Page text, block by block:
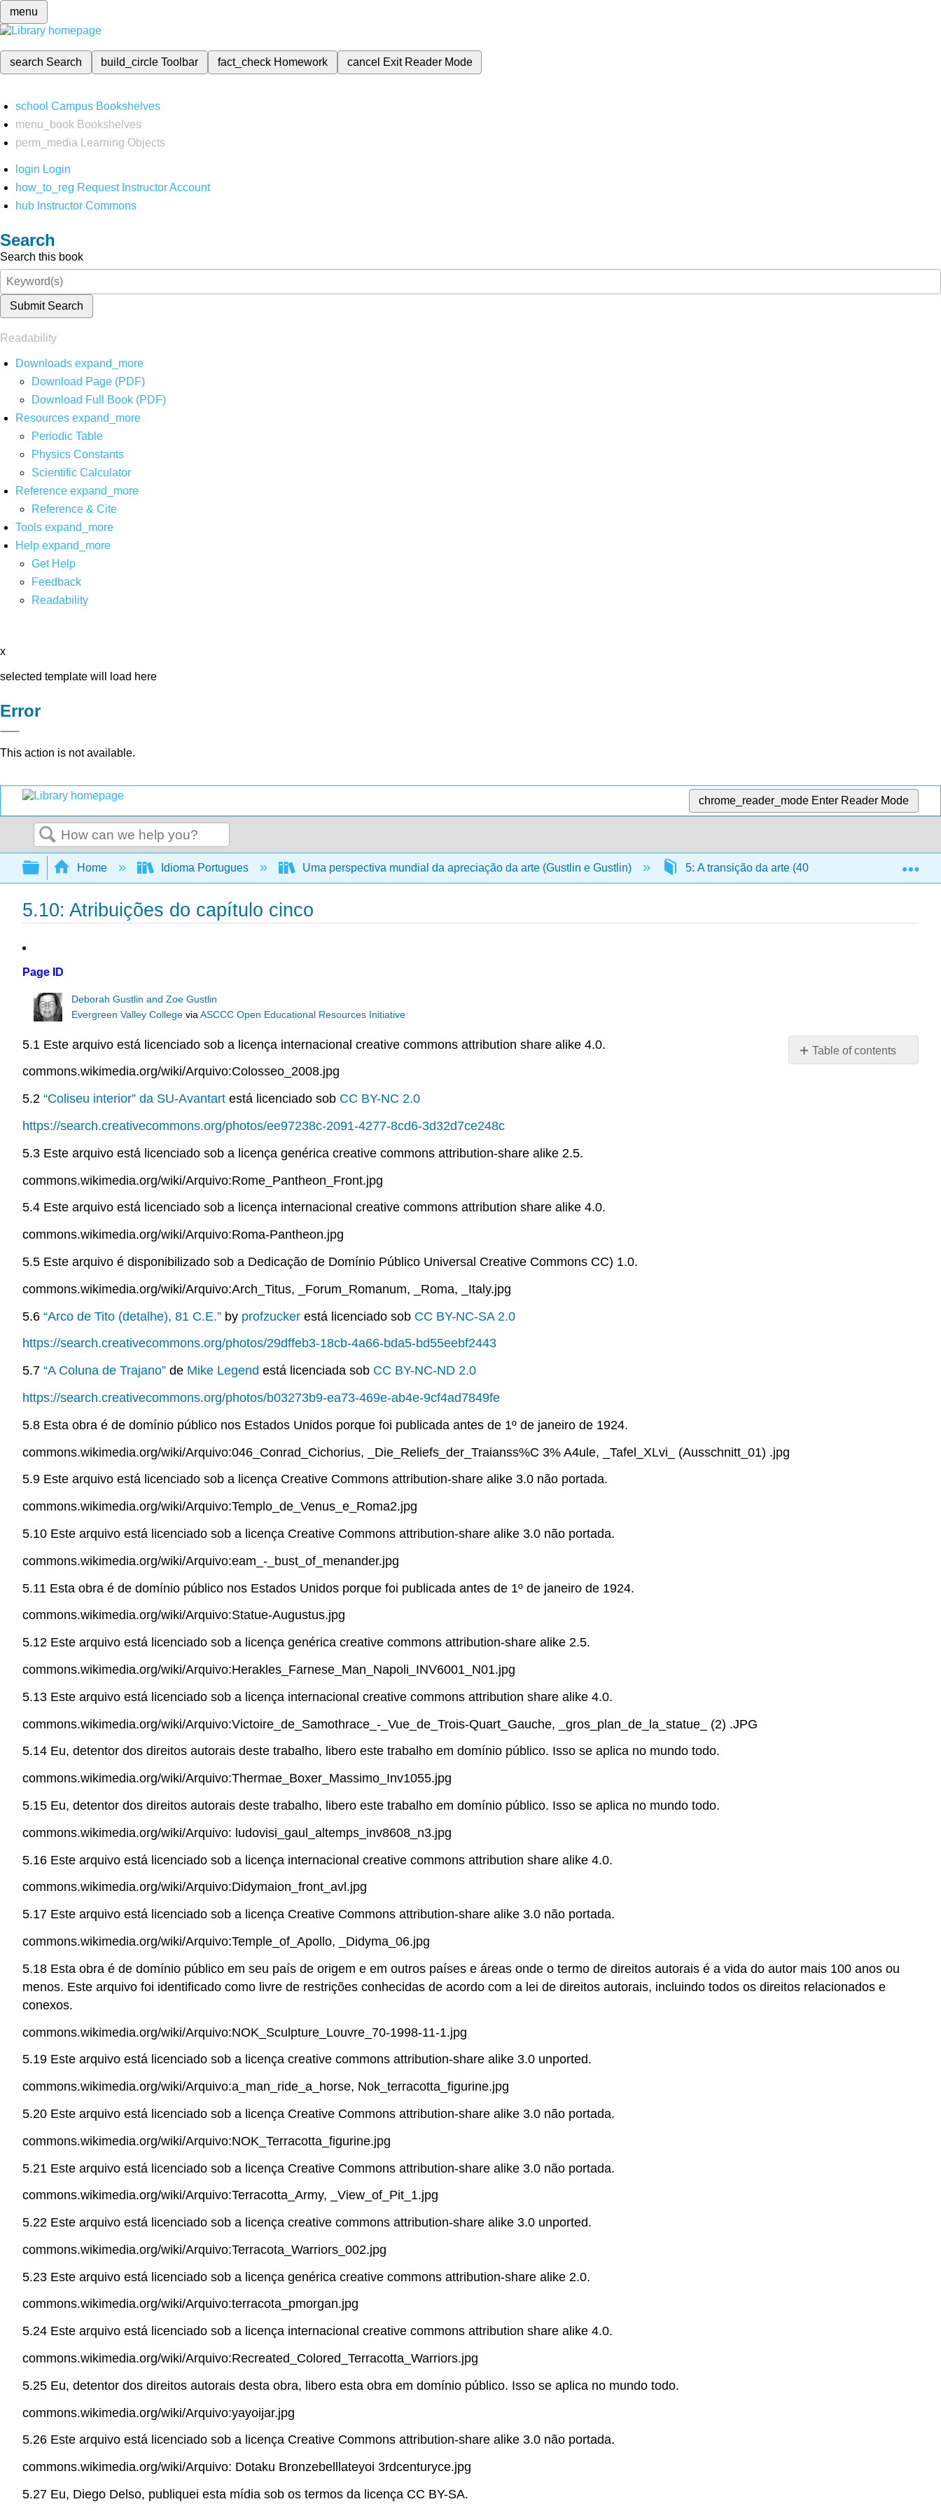
menu
search Search build_circleToolbar fact_check Homework cancel Exit Reader Mode
school Campus Bookshelves
menu_book Bookshelves
perm_media
Learning Objects
login Login
how_to_reg Request Instructor Account
hub Instructor Commons
Search
Search this book
Submit Search
Readability
Downloads expand_more
Download Page (PDF)
Download Full Book (PDF)
Resources expand_more
Periodic Table
Physics Constants
Scientific Calculator
Reference expand_more
Reference & Cite
Tools expand_more
Help expand_more
Get Help
Feedback
Readability
x
selected template will load here
Error
This action is not available.
chrome_reader_mode Enter Reader Mode
Search
Expand/collapse global hierarchy
Home Idioma Portugues Uma perspectiva mundial da apreciação da arte (Gustlin e Gustlin) 5: A transição da arte (400 AEC — 200 EC)
5.10: Atribuições do capítulo cinco
Page ID
Deborah Gustlin and Zoe Gustlin
Evergreen Valley College viaASCCC Open Educational Resources Initiative
Table of contents
No
5.1 Este arquivo está licenciado sob a licença internacional creative commons attribution share alike 4.0.
commons.wikimedia.org/wiki/Arquivo:Colosseo_2008.jpg
5.2 “Coliseu interior” da SU-Avantart está licenciado sob CC BY-NC 2.0
https://search.creativecommons.org/photos/ee97238c-2091-4277-8cd6-3d32d7ce248c
5.3 Este arquivo está licenciado sob a licença genérica creative commons attribution-share alike 2.5.
commons.wikimedia.org/wiki/Arquivo:Rome_Pantheon_Front.jpg
5.4 Este arquivo está licenciado sob a licença internacional creative commons attribution share alike 4.0.
commons.wikimedia.org/wiki/Arquivo:Roma-Pantheon.jpg
5.5 Este arquivo é disponibilizado sob a Dedicação de Domínio Público Universal Creative Commons CC) 1.0.
commons.wikimedia.org/wiki/Arquivo:Arch_Titus, _Forum_Romanum, _Roma, _Italy.jpg
5.6 “Arco de Tito (detalhe), 81 C.E.” by profzucker está licenciado sob CC BY-NC-SA 2.0
https://search.creativecommons.org/photos/29dffeb3-18cb-4a66-bda5-bd55eebf2443
5.7 “A Coluna de Trajano” de Mike Legend está licenciada sob CC BY-NC-ND 2.0
https://search.creativecommons.org/photos/b03273b9-ea73-469e-ab4e-9cf4ad7849fe
5.8 Esta obra é de domínio público nos Estados Unidos porque foi publicada antes de 1º de janeiro de 1924.
commons.wikimedia.org/wiki/Arquivo:046_Conrad_Cichorius, _Die_Reliefs_der_Traianss%C 3% A4ule, _Tafel_XLvi_ (Ausschnitt_01) .jpg
5.9 Este arquivo está licenciado sob a licença Creative Commons attribution-share alike 3.0 não portada.
commons.wikimedia.org/wiki/Arquivo:Templo_de_Venus_e_Roma2.jpg
5.10 Este arquivo está licenciado sob a licença Creative Commons attribution-share alike 3.0 não portada.
commons.wikimedia.org/wiki/Arquivo:eam_-_bust_of_menander.jpg
5.11 Esta obra é de domínio público nos Estados Unidos porque foi publicada antes de 1º de janeiro de 1924.
commons.wikimedia.org/wiki/Arquivo:Statue-Augustus.jpg
5.12 Este arquivo está licenciado sob a licença genérica creative commons attribution-share alike 2.5.
commons.wikimedia.org/wiki/Arquivo:Herakles_Farnese_Man_Napoli_INV6001_N01.jpg
5.13 Este arquivo está licenciado sob a licença internacional creative commons attribution share alike 4.0.
commons.wikimedia.org/wiki/Arquivo:Victoire_de_Samothrace_-_Vue_de_Trois-Quart_Gauche, _gros_plan_de_la_statue_ (2) .JPG
5.14 Eu, detentor dos direitos autorais deste trabalho, libero este trabalho em domínio público. Isso se aplica no mundo todo.
commons.wikimedia.org/wiki/Arquivo:Thermae_Boxer_Massimo_Inv1055.jpg
5.15 Eu, detentor dos direitos autorais deste trabalho, libero este trabalho em domínio público. Isso se aplica no mundo todo.
commons.wikimedia.org/wiki/Arquivo: ludovisi_gaul_altemps_inv8608_n3.jpg
5.16 Este arquivo está licenciado sob a licença internacional creative commons attribution share alike 4.0.
commons.wikimedia.org/wiki/Arquivo:Didymaion_front_avl.jpg
5.17 Este arquivo está licenciado sob a licença Creative Commons attribution-share alike 3.0 não portada.
commons.wikimedia.org/wiki/Arquivo:Temple_of_Apollo, _Didyma_06.jpg
5.18 Esta obra é de domínio público em seu país de origem e em outros países e áreas onde o termo de direitos autorais é a vida do autor mais 100 anos ou
menos. Este arquivo foi identificado como livre de restrições conhecidas de acordo com a lei de direitos autorais, incluindo todos os direitos relacionados e
conexos.
commons.wikimedia.org/wiki/Arquivo:NOK_Sculpture_Louvre_70-1998-11-1.jpg
5.19 Este arquivo está licenciado sob a licença creative commons attribution-share alike 3.0 unported.
commons.wikimedia.org/wiki/Arquivo:a_man_ride_a_horse, Nok_terracotta_figurine.jpg
5.20 Este arquivo está licenciado sob a licença Creative Commons attribution-share alike 3.0 não portada.
commons.wikimedia.org/wiki/Arquivo:NOK_Terracotta_figurine.jpg
5.21 Este arquivo está licenciado sob a licença Creative Commons attribution-share alike 3.0 não portada.
commons.wikimedia.org/wiki/Arquivo:Terracotta_Army, _View_of_Pit_1.jpg
5.22 Este arquivo está licenciado sob a licença creative commons attribution-share alike 3.0 unported.
commons.wikimedia.org/wiki/Arquivo:Terracota_Warriors_002.jpg
5.23 Este arquivo está licenciado sob a licença genérica creative commons attribution-share alike 2.0.
commons.wikimedia.org/wiki/Arquivo:terracota_pmorgan.jpg
5.24 Este arquivo está licenciado sob a licença internacional creative commons attribution share alike 4.0.
commons.wikimedia.org/wiki/Arquivo:Recreated_Colored_Terracotta_Warriors.jpg
5.25 Eu, detentor dos direitos autorais desta obra, libero esta obra em domínio público. Isso se aplica no mundo todo.
commons.wikimedia.org/wiki/Arquivo:yayoijar.jpg
5.26 Este arquivo está licenciado sob a licença Creative Commons attribution-share alike 3.0 não portada.
commons.wikimedia.org/wiki/Arquivo: Dotaku Bronzebelllateyoi 3rdcenturyce.jpg
5.27 Eu, Diego Delso, publiquei esta mídia sob os termos da licença CC BY-SA.